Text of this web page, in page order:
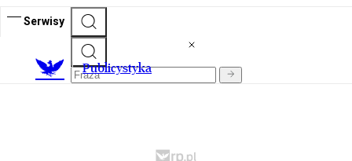
Serwisy
Publicystyka